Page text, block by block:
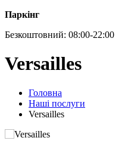
Паркінг
Безкоштовний: 08:00-22:00
Versailles
Головна
Наші послуги
Versailles